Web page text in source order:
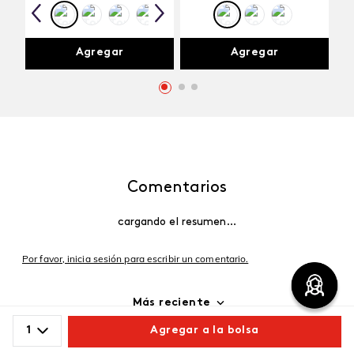
1 Agregar a la bolsa
Agregar Agregar
Comentarios
cargando el resumen…
Por favor, inicia sesión para escribir un comentario.
Más reciente